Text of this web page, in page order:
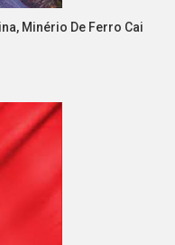
Minério De Ferro Cai